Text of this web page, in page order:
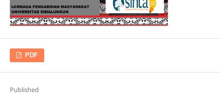
PDF
Published